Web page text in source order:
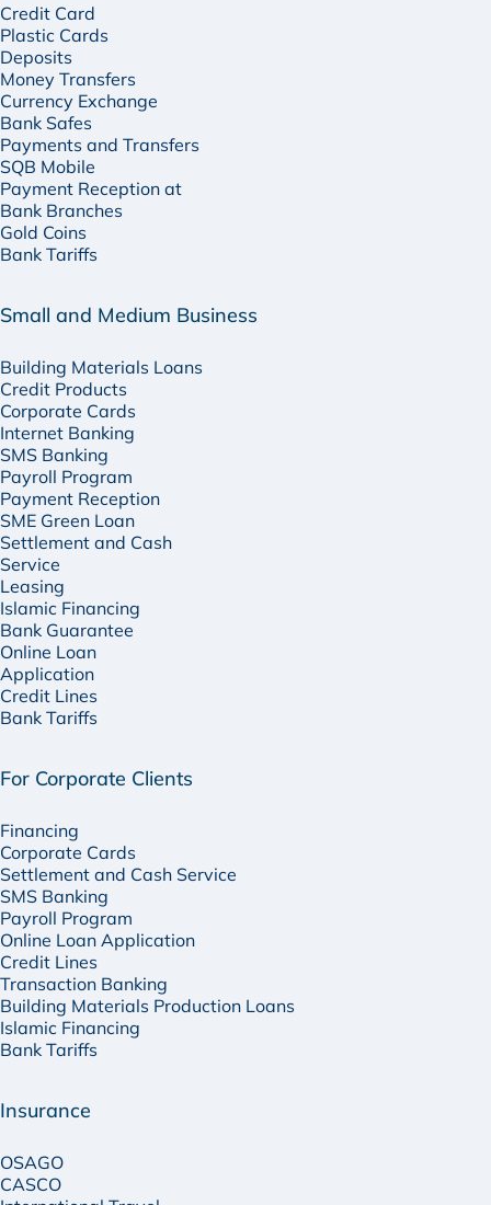
Credit Card
Plastic Cards
Deposits
Money Transfers
Currency Exchange
Bank Safes
Payments and Transfers
SQB Mobile
Payment Reception at
Bank Branches
Gold Coins
Bank Tariffs
Small and Medium Business
Building Materials Loans
Credit Products
Corporate Cards
Internet Banking
SMS Banking
Payroll Program
Payment Reception
SME Green Loan
Settlement and Cash
Service
Leasing
Islamic Financing
Bank Guarantee
Online Loan
Application
Credit Lines
Bank Tariffs
For Corporate Clients
Financing
Corporate Cards
Settlement and Cash Service
SMS Banking
Payroll Program
Online Loan Application
Credit Lines
Transaction Banking
Building Materials Production Loans
Islamic Financing
Bank Tariffs
Insurance
OSAGO
CASCO